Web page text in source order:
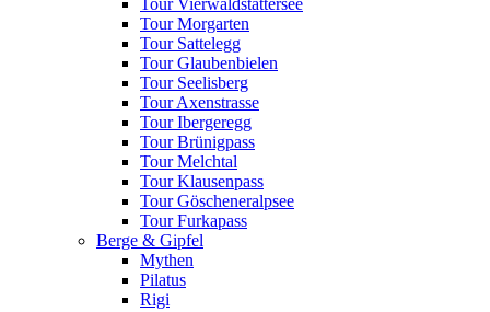
Tour Vierwaldstättersee
Tour Morgarten
Tour Sattelegg
Tour Glaubenbielen
Tour Seelisberg
Tour Axenstrasse
Tour Ibergeregg
Tour Brünigpass
Tour Melchtal
Tour Klausenpass
Tour Göscheneralpsee
Tour Furkapass
Berge & Gipfel
Mythen
Pilatus
Rigi